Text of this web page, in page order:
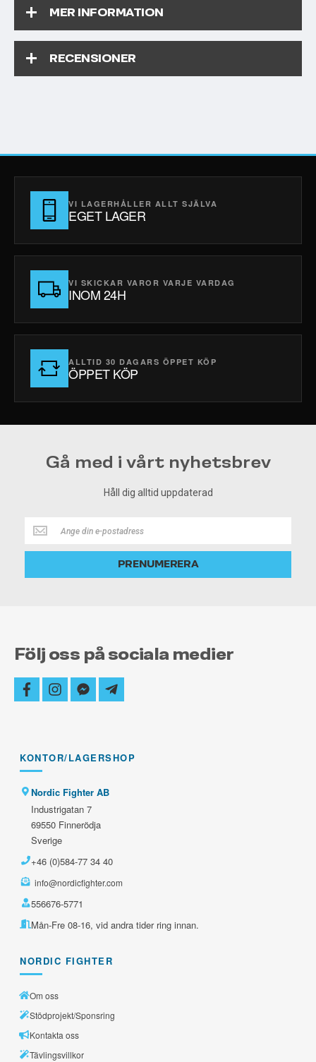
MER INFORMATION
RECENSIONER
VI LAGERHÅLLER ALLT SJÄLVA
EGET LAGER
VI SKICKAR VAROR VARJE VARDAG
INOM 24H
ALLTID 30 DAGARS ÖPPET KÖP
ÖPPET KÖP
Gå med i vårt nyhetsbrev
Håll dig alltid uppdaterad
Håll
dig
alltid
PRENUMERERA
Följ oss på sociala medier
facebookinstagram
facebook-
messenger
telegram-
plane
KONTOR/LAGERSHOP
Nordic Fighter AB
Industrigatan 7
69550 Finnerödja
Sverige
+46 (0)584-77 34 40
info@nordicfighter.com
556676-5771
Mån-Fre 08-16, vid andra tider ring innan.
NORDIC FIGHTER
Om oss
Stödprojekt/Sponsring
Kontakta oss
Tävlingsvillkor